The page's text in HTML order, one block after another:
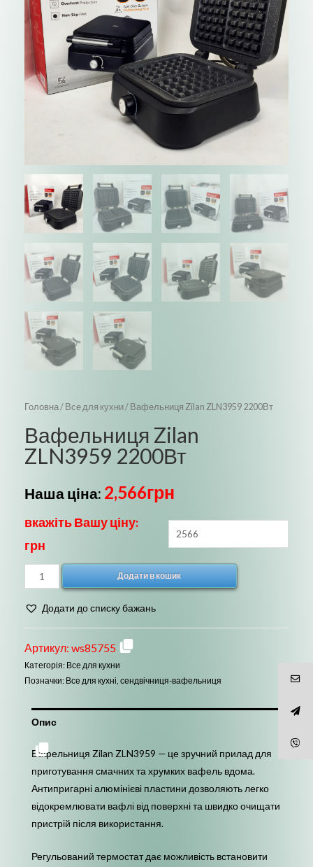
Головна/ Все для кухни/ Вафельниця Zilan ZLN3959 2200Вт
Вафельниця Zilan
ZLN3959 2200Вт
Наша ціна: 2,566грн
вкажіть Вашу ціну:
грн
Вафельниця
Zilan
ZLN3959
кількість
Додати в кошик
Додати до списку бажань
Артикул: ws85755
Категорія: Все для кухни
Позначки: Все для кухні сендвічниця-вафельниця
Опис
Вафельниця Zilan ZLN3959 — це зручний прилад для
приготування смачних та хрумких вафель вдома.
Антипригарні алюмінієві пластини дозволяють легко
відокремлювати вафлі від поверхні та швидко очищати
пристрій після використання.
Регульований термостат дає можливість встановити